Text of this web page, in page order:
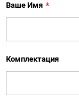
Ваше Имя *
Комплектация